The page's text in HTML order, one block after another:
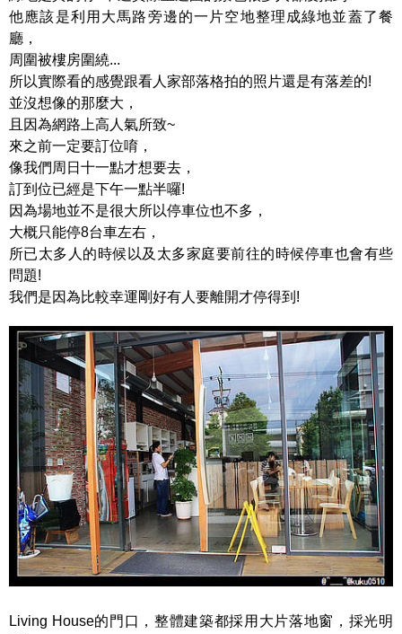
他應該是利用大馬路旁邊的一片空地整理成綠地並蓋了餐
廳，
周圍被樓房圍繞...
所以實際看的感覺跟看人家部落格拍的照片還是有落差的!
並沒想像的那麼大，
且因為網路上高人氣所致~
來之前一定要訂位唷，
像我們周日十一點才想要去，
訂到位已經是下午一點半囉!
因為場地並不是很大所以停車位也不多，
大概只能停8台車左右，
所已太多人的時候以及太多家庭要前往的時候停車也會有些
問題!
我們是因為比較幸運剛好有人要離開才停得到!
Living House的門口，整體建築都採用大片落地窗，採光明